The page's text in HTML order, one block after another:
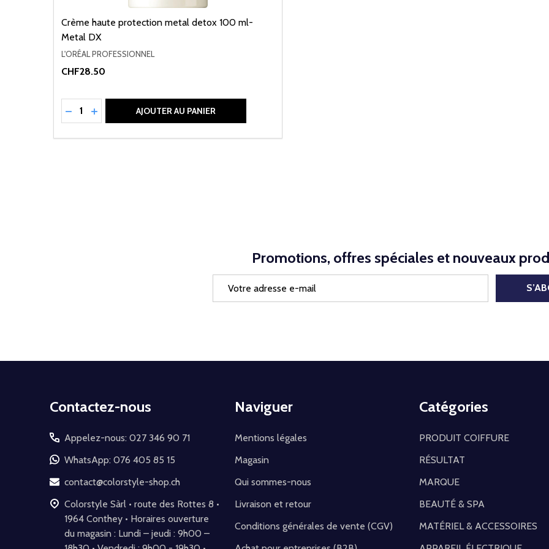
Crème haute protection metal detox 100 ml-
Metal DX
L'ORÉAL PROFESSIONNEL
CHF28.50
Quantité:
RÉDUIRE LA QUANTITÉ DE UNDEFINED
AUGMENTER LA QUANTITÉ DE UNDEFINED
AJOUTER AU PANIER
Promotions, offres spéciales et nouveaux
Contactez-nous
Appelez-nous: 027 346 90 71
WhatsApp: 076 405 85 15
contact@colorstyle-shop.ch
Colorstyle Sàrl • route des Rottes 8 •
1964 Conthey • Horaires ouverture
du magasin : Lundi – jeudi : 9h00 –
Naviguer
Mentions légales
Magasin
Qui sommes-nous
Livraison et retour
Conditions générales de vente (CGV)
Catégories
PRODUIT COIFFURE
RÉSULTAT
MARQUE
BEAUTÉ & SPA
MATÉRIEL & ACCESSOIRES